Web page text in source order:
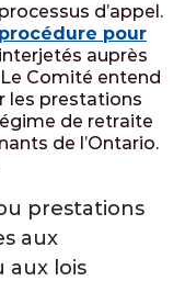
d’appel.
pour
auprès
Comité entend
les prestations
de retraite
de l’Ontario.
prestations
aux
aux lois